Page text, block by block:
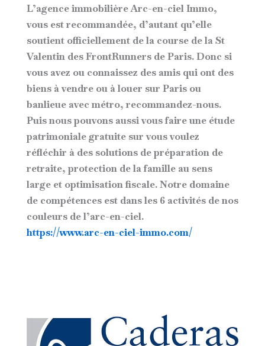
L’agence immobilière Arc-en-ciel Immo,
vous est recommandée, d’autant qu’elle
soutient officiellement de la course de la St
Valentin des FrontRunners de Paris. Donc si
vous avez ou connaissez des amis qui ont des
biens à vendre ou à louer sur Paris ou
banlieue avec métro, recommandez-nous.
Puis nous pouvons aussi vous faire une étude
patrimoniale gratuite sur vous voulez
réfléchir à des solutions de préparation de
retraite, protection de la famille au sens
large et optimisation fiscale. Notre domaine
de compétences est dans les 6 activités de nos
couleurs de l’arc-en-ciel.
https://www.arc-en-ciel-immo.com/